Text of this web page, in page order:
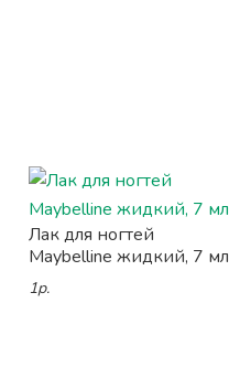
Лак для ногтей
Maybelline жидкий, 7 мл
1р.